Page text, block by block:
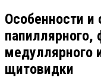
Особенности и
папиллярного,
медуллярного
щитовидки